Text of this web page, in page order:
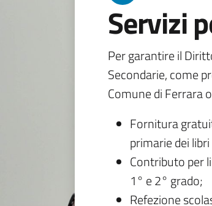
Servizi
Per garantire il
Secondarie, come
Comune di Ferrara
Fornitura
primarie dei
Contributo per
1° e 2° grado;
Refezione